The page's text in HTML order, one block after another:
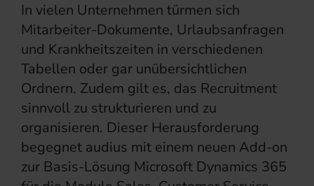
In vielen Unternehmen türmen sich
Mitarbeiter-Dokumente, Urlaubsanfragen
und Krankheitszeiten in verschiedenen
Tabellen oder gar unübersichtlichen
Ordnern. Zudem gilt es, das Recruitment
sinnvoll zu strukturieren und zu
organisieren. Dieser Herausforderung
begegnet audius mit einem neuen Add-on
zur Basis-Lösung Microsoft Dynamics 365